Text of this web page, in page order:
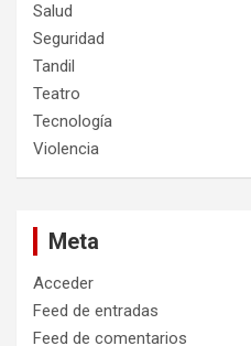
Salud
Seguridad
Tandil
Teatro
Tecnología
Violencia
Meta
Acceder
Feed de entradas
Feed de comentarios